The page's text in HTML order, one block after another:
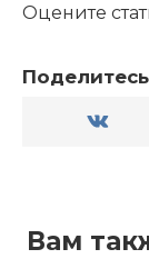
Оцените
Вам